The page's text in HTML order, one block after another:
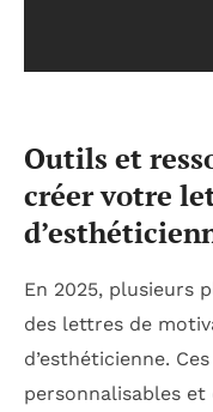
Outils et
créer votre
En 2025, plusieurs
des lettres de
d’esthéticienne.
personnalisables